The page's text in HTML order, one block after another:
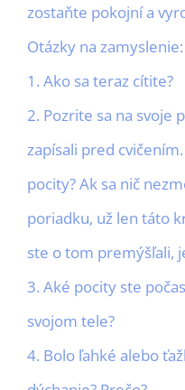
zostaňte pokojní a
Otázky na zamyslenie:
1. Ako sa teraz cítite?
2. Pozrite sa na svoje
zapísali pred
pocity? Ak sa nič
poriadku, už len táto
ste o tom premýšľali,
3. Aké pocity ste
svojom tele?
4. Bolo ľahké alebo